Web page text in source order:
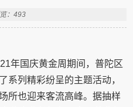
：493
年国庆黄金周期间，普陀区
系列精彩纷呈的主题活动，
所也迎来客流高峰。据抽样